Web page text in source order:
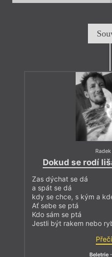
Dokud se rodí
Zas dýchat se dá
a spát se dá
kdy se chce, s kým a
Ať sebe se ptá
Kdo sám se ptá
Jestli být rakem nebo
Beletrie